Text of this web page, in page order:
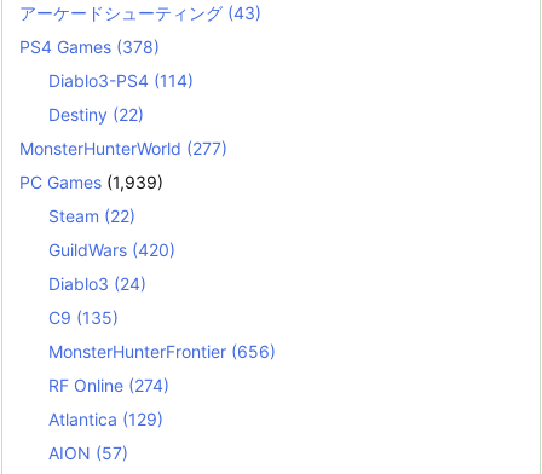
アーケードシューティング (43)
PS4 Games (378)
Diablo3-PS4 (114)
Destiny (22)
MonsterHunterWorld (277)
PC Games (1,939)
Steam (22)
GuildWars (420)
Diablo3 (24)
C9 (135)
MonsterHunterFrontier (656)
RF Online (274)
Atlantica (129)
AION (57)